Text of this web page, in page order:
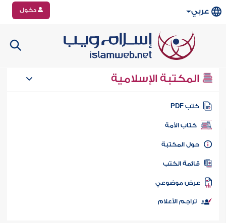
عربي دخول
المكتبة الإسلامية
كتب PDF
كتاب الأمة
المكتبة
الكتب
موضوعي